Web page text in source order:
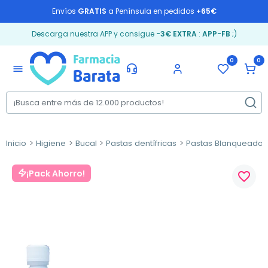
Envíos GRATIS a Península en pedidos +65€
Descarga nuestra APP y consigue -3€ EXTRA: APP-FB ;)
menu
0 0
Inicio Higiene Bucal Pastas dentífricas Pastas
¡Pack Ahorro! favorite_border